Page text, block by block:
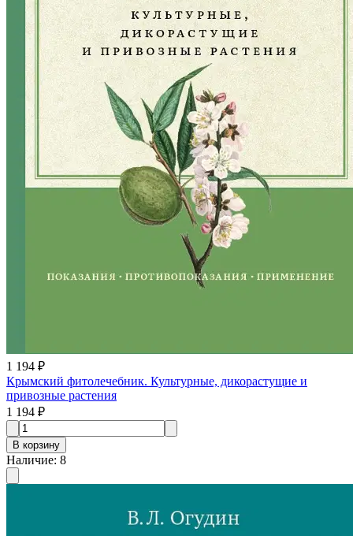
1 194 ₽
Крымский фитолечебник. Культурные, дикорастущие и
привозные растения
1 194 ₽
В корзину
Наличие: 8